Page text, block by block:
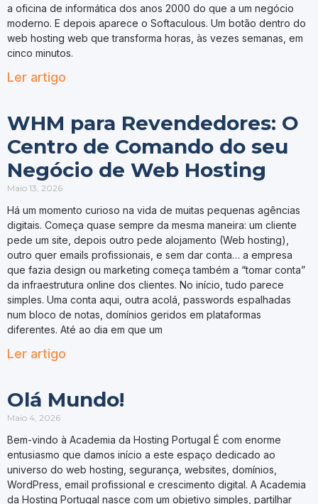
a oficina de informática dos anos 2000 do que a um negócio
moderno. E depois aparece o Softaculous. Um botão dentro do
web hosting web que transforma horas, às vezes semanas, em
cinco minutos.
Ler artigo
WHM para Revendedores: O
Centro de Comando do seu
Negócio de Web Hosting
Maio 13, 2026
Há um momento curioso na vida de muitas pequenas agências
digitais. Começa quase sempre da mesma maneira: um cliente
pede um site, depois outro pede alojamento (Web hosting),
outro quer emails profissionais, e sem dar conta… a empresa
que fazia design ou marketing começa também a “tomar conta”
da infraestrutura online dos clientes. No início, tudo parece
simples. Uma conta aqui, outra acolá, passwords espalhadas
num bloco de notas, domínios geridos em plataformas
diferentes. Até ao dia em que um
Ler artigo
Olá Mundo!
Maio 4, 2026
Bem-vindo à Academia da Hosting Portugal É com enorme
entusiasmo que damos início a este espaço dedicado ao
universo do web hosting, segurança, websites, domínios,
WordPress, email profissional e crescimento digital. A Academia
da Hosting Portugal nasce com um objetivo simples, partilhar